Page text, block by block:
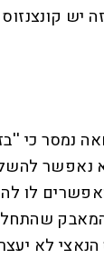
יש
נמסר כי
לו
לא